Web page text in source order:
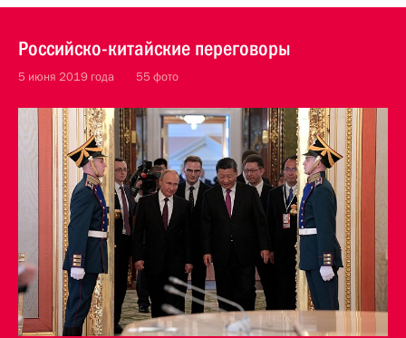
Российско-китайские переговоры
5 июня 2019 года 55 фото